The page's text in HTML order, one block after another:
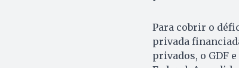
Para cobrir o
privada
privados, o GDF